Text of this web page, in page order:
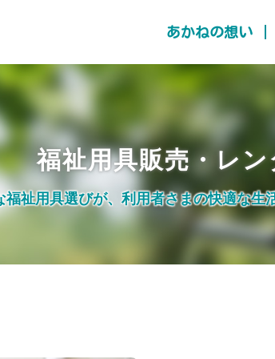
あかねの想い
福祉用具販売・レン
福祉用具選びが、利用者さまの快適な生